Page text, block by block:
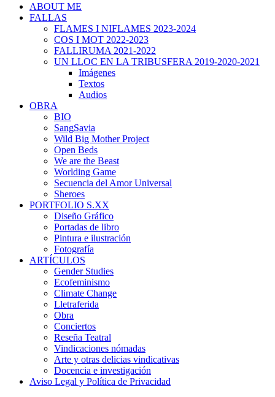
ABOUT ME
FALLAS
FLAMES I NIFLAMES 2023-2024
COS I MOT 2022-2023
FALLIRUMA 2021-2022
UN LLOC EN LA TRIBUSFERA 2019-2020-2021
Imágenes
Textos
Audios
OBRA
BIO
SangSavia
Wild Big Mother Project
Open Beds
We are the Beast
Worlding Game
Secuencia del Amor Universal
Sheroes
PORTFOLIO S.XX
Diseño Gráfico
Portadas de libro
Pintura e ilustración
Fotografía
ARTÍCULOS
Gender Studies
Ecofeminismo
Climate Change
Lletraferida
Obra
Conciertos
Reseña Teatral
Vindicaciones nómadas
Arte y otras delicias vindicativas
Docencia e investigación
Aviso Legal y Política de Privacidad